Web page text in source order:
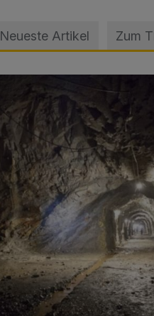
Neueste Artikel Zum